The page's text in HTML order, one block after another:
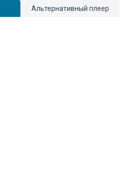
Альтернативный плеер